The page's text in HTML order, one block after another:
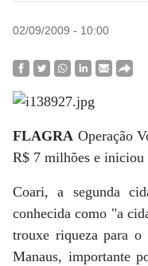
02/09/2009 - 10:00
FLAGRA Operação
R$ 7 milhões e iniciou
Coari, a segunda
conhecida como "a
trouxe riqueza para
Manaus, importante